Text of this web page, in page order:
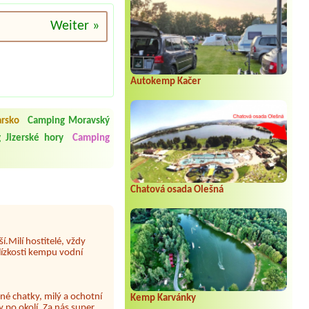
Autokemp Kačer
Chatová osada Olešná
Kemp Karvánky
Weiter »
Camping Moravský
Jizerské hory
Camping
doplněný papír i
občerstvení. Co nás ale
personál se choval
hostitelé, vždy
kempu vodní
chatky, milý a ochotní
okolí. Za nás super